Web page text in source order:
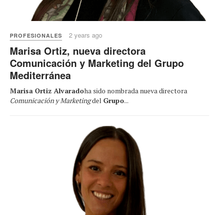
PROFESIONALES 2 years ago
Marisa Ortiz, nueva directora
Comunicación y Marketing del Grupo
Mediterránea
Marisa Ortiz Alvaradoha sido nombrada nueva directora
Comunicación y Marketingdel Grupo...